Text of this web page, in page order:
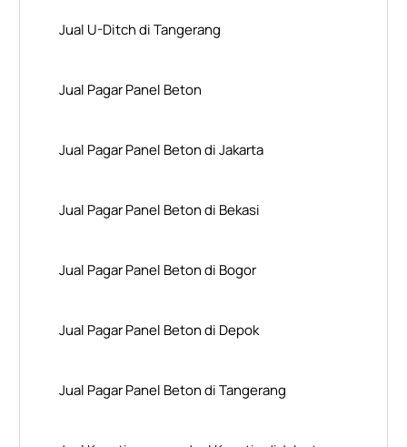
Jual U-Ditch di Tangerang
Jual Pagar Panel Beton
Jual Pagar Panel Beton di Jakarta
Jual Pagar Panel Beton di Bekasi
Jual Pagar Panel Beton di Bogor
Jual Pagar Panel Beton di Depok
Jual Pagar Panel Beton di Tangerang